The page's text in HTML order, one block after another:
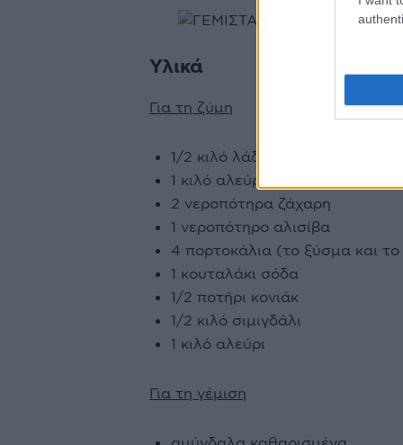
Υλικά
Για τη ζύμη
1/2 κιλό λάδι πολύ καλό
1 κιλό αλεύρι
2 νεροπότηρα ζάχαρη
1 νεροπότηρο αλισίβα
4 πορτοκάλια (το ξύσμα και
1 κουταλάκι σόδα
1/2 ποτήρι κονιάκ
1/2 κιλό σιμιγδάλι
1 κιλό αλεύρι
Για τη γέμιση